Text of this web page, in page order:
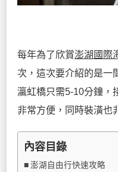
每年為了欣賞澎湖國際
次，這次要介紹的是一
瀛虹橋只需5-10分鐘，
非常方便，同時裝潢也
內容目錄
澎湖自由行快速攻略